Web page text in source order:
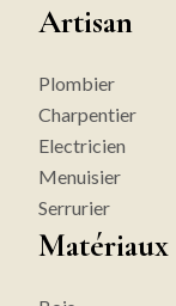
Artisan
Plombier
Charpentier
Electricien
Menuisier
Serrurier
Matériaux